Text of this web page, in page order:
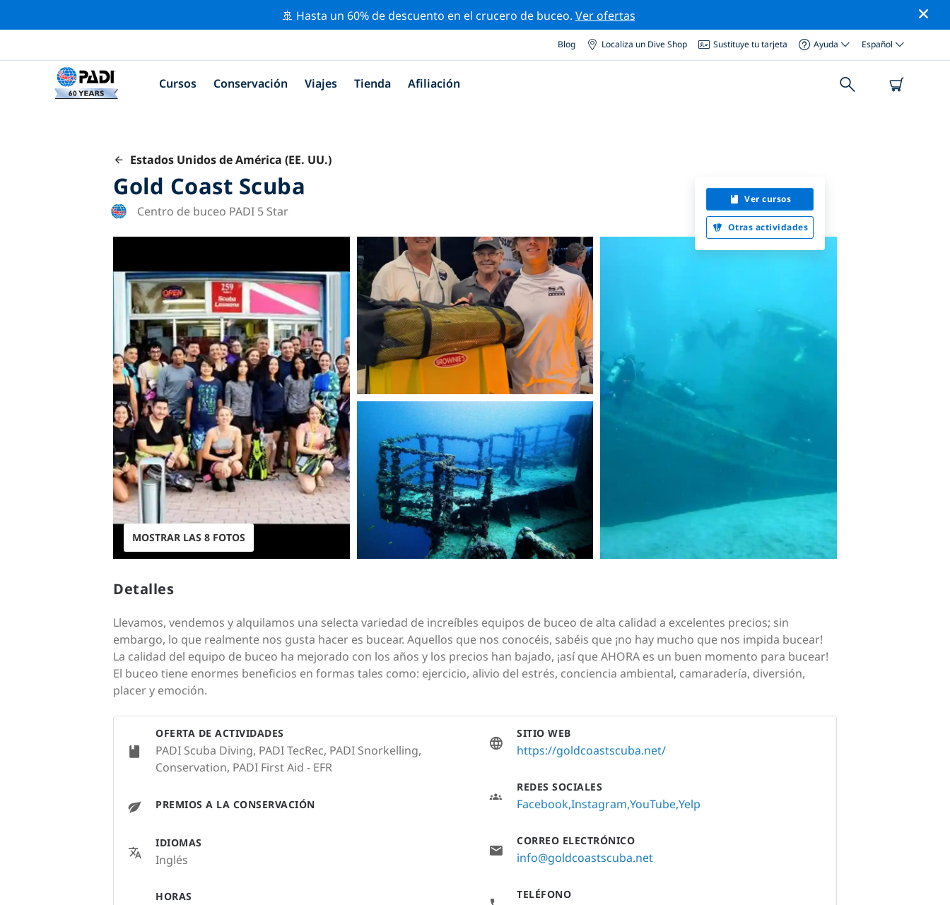
🚢 Hasta un 60% de descuento en el crucero de buceo. Ver ofertas
Blog Localiza un Dive Shop Sustituye tu tarjeta Ayuda Español
Cursos Conservación Viajes Tienda Afiliación
Estados Unidos de América (EE. UU.)
Gold Coast Scuba
Centro de buceo PADI 5 Star
Ver cursos
Otras actividades
MOSTRAR LAS 8 FOTOS
Detalles
Llevamos, vendemos y alquilamos una selecta variedad de increíbles equipos de buceo de alta calidad a excelentes precios; sin
embargo, lo que realmente nos gusta hacer es bucear. Aquellos que nos conocéis, sabéis que ¡no hay mucho que nos impida bucear!
La calidad del equipo de buceo ha mejorado con los años y los precios han bajado, ¡así que AHORA es un buen momento para bucear!
El buceo tiene enormes beneficios en formas tales como: ejercicio, alivio del estrés, conciencia ambiental, camaradería, diversión,
placer y emoción.
OFERTA DE ACTIVIDADES
PADI Scuba Diving, PADI TecRec, PADI Snorkelling,
Conservation, PADI First Aid - EFR
PREMIOS A LA CONSERVACIÓN
IDIOMAS
Inglés
HORAS
SITIO WEB
https://goldcoastscuba.net/
REDES SOCIALES
FacebookInstagram YouTubeYelp
CORREO ELECTRÓNICO
info@goldcoastscuba.net
TELÉFONO